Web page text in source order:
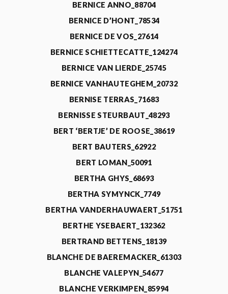
BERNICE ANNO_88704
BERNICE D’HONT_78534
BERNICE DE VOS_27614
BERNICE SCHIETTECATTE_124274
BERNICE VAN LIERDE_25745
BERNICE VANHAUTEGHEM_20732
BERNISE TERRAS_71683
BERNISSE STEURBAUT_48293
BERT ‘BERTJE’ DE ROOSE_38619
BERT BAUTERS_62922
BERT LOMAN_50091
BERTHA GHYS_68693
BERTHA SYMYNCK_7749
BERTHA VANDERHAUWAERT_51751
BERTHE YSEBAERT_132362
BERTRAND BETTENS_18139
BLANCHE DE BAEREMACKER_61303
BLANCHE VALEPYN_54677
BLANCHE VERKIMPEN_85994